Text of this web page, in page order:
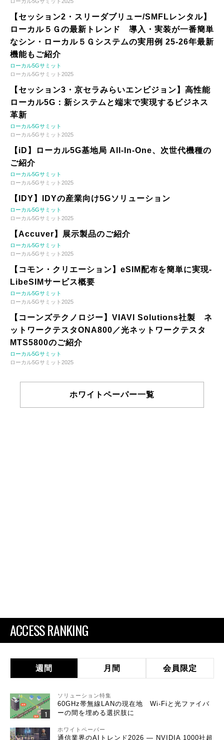
【セッション2・スリーダブリュー/SMFLレンタル】
ローカル５Ｇの最新トレンド 導入・実装が一番簡単
なシン・ローカル５Ｇシステムの実用例 25-26年最新
機能もご紹介
ローカル5Gサミット
ローカル5Gサミット2025
【セッション3・京セラみらいエンビジョン】高性能
ローカル5G：新システムと端末で実現するビジネス
革新
ローカル5Gサミット
ローカル5Gサミット2025
【iD】ローカル5G基地局 All-In-One、次世代機種の
ご紹介
ローカル5Gサミット
ローカル5Gサミット2025
【IDY】IDYの産業向け5Gソリューション
ローカル5Gサミット
ローカル5Gサミット2025
【Accuver】展示製品のご紹介
ローカル5Gサミット
ローカル5Gサミット2025
【コモン・クリエーション】eSIM配布を簡単に実現-
LibeSIMサービス概要
ローカル5Gサミット
ローカル5Gサミット2025
【コーンズテクノロジー】VIAVI Solutions社製 ネ
ットワークテスタONA800／光ネットワークテスタ
MTS5800のご紹介
ローカル5Gサミット
ローカル5Gサミット2025
ホワイトペーパー一覧
ACCESS RANKING
週間 月間 会員限定
ソリューション特集
60GHz帯無線LANの現在地 Wi-Fiと光ファイバ
ーの間を埋める選択肢に
ホワイトペーパー
通信業界のAIトレンド2026 ― NVIDIA 1000社超